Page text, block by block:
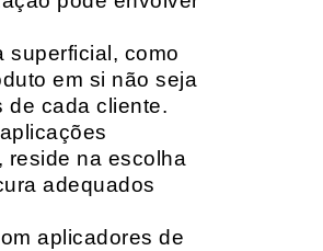
superficial, como
em si não seja
de cada cliente.
reside na escolha
adequados
aplicadores de